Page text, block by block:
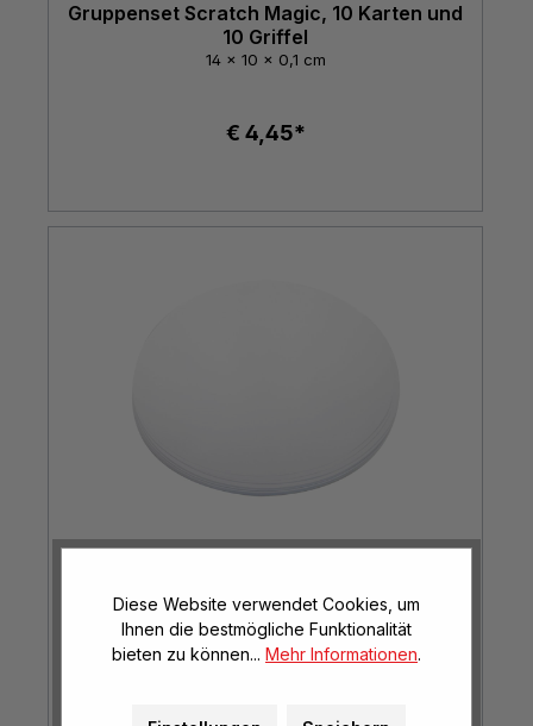
Gruppenset Scratch Magic, 10 Karten und
10 Griffel
14 x 10 x 0,1 cm
€ 4,45*
Papier rund für die Farbenschleuder
Ø 35 cm, 200 Bogen
Diese Website verwendet Cookies, um
Ihnen die bestmögliche Funktionalität
bieten zu können... Mehr Informationen.